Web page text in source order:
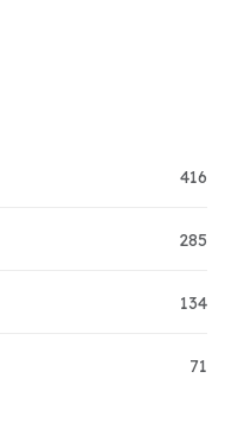
416
285
134
71